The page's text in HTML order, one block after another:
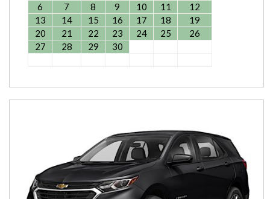
6
7 8 9 10 11
12
13
14 15 16 17 18
19
20
21 22 23 24 25
26
27
28 29 30